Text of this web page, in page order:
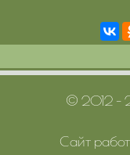
© 2012 –
Сайт